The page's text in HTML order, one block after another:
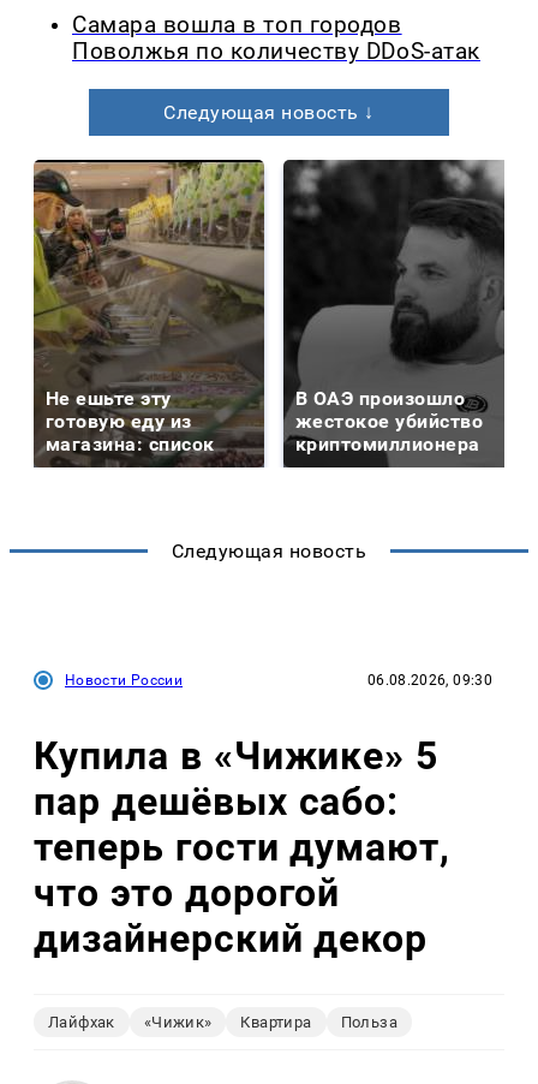
Самара вошла в топ городов
Поволжья по количеству DDoS-атак
Следующая новость ↓
Не ешьте эту
готовую еду из
магазина: список
В ОАЭ произошло
жестокое убийство
криптомиллионера
Следующая новость
Новости России 06.08.2026, 09:30
Купила в «Чижике» 5
пар дешёвых сабо:
теперь гости думают,
что это дорогой
дизайнерский декор
Лайфхак «Чижик» Квартира Польза